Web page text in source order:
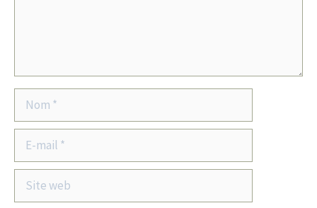
mail
Site
web